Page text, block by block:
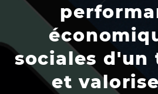
sociales
et